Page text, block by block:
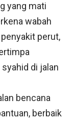
yang mati
wabah
perut,
di jalan
bencana
berbaik